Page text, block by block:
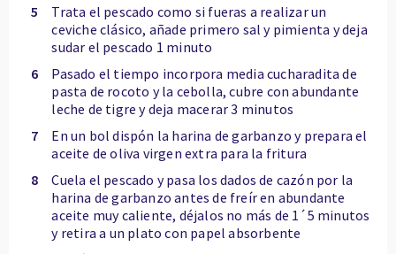
5
Trata el pescado como si fueras a realizar un
ceviche clásico, añade primero sal y pimienta y deja
sudar el pescado 1 minuto
6
Pasado el tiempo incorpora media cucharadita de
pasta de rocoto y la cebolla, cubre con abundante
leche de tigre y deja macerar 3 minutos
7
En un bol dispón la harina de garbanzo y prepara el
aceite de oliva virgen extra para la fritura
8
Cuela el pescado y pasa los dados de cazón por la
harina de garbanzo antes de freír en abundante
aceite muy caliente, déjalos no más de 1´5 minutos
y retira a un plato con papel absorbente